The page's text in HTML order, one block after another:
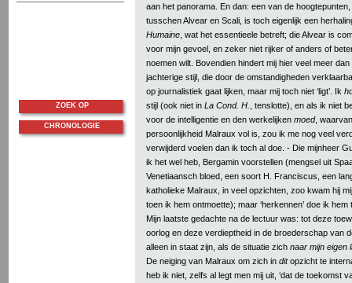
aan het panorama. En dan: een van de
tusschen Alvear en Scali, is toch eigenlijk een
Humaine , wat het essentieele betreft; die Alvear is
voor mijn gevoel, en zeker niet rijker of anders of
noemen wilt. Bovendien hindert mij hier veel meer
jachterige stijl, die door de omstandigheden
op journalistiek gaat lijken, maar mij toch niet ‘ligt’. Ik
stijl (ook niet in La Cond. H.
, tenslotte), en als ik niet
voor de intelligentie en den werkelijken moed,
persoonlijkheid Malraux vol is, zou ik me nog veel
verwijderd voelen dan ik toch al doe. - Die mijnheer
ik het wel heb, Bergamin voorstellen (mengsel uit
Venetiaansch bloed, een soort H. Franciscus, een
katholieke Malraux, in veel opzichten, zoo kwam hij
toen ik hem ontmoette); maar ‘herkennen’ doe ik
Mijn laatste gedachte na de lectuur was: tot deze
oorlog en deze verdieptheid in de broederschap van
alleen in staat zijn, als de situatie zich naar mijn eigen
De neiging van Malraux om zich in ditopzicht te
heb ik niet, zelfs al legt men mij uit, ‘dat de toekomst
ZOEK OP
CHRONOLOGIE